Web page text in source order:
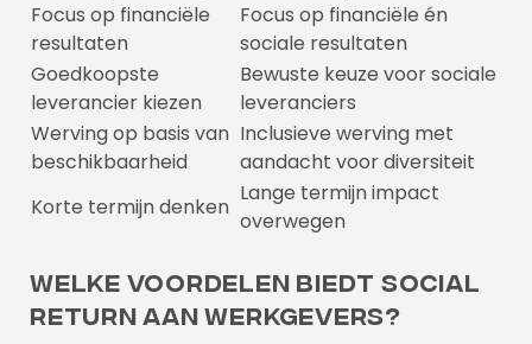
Focus op financiële
resultaten
Focus op financiële én
sociale resultaten
Goedkoopste
leverancier kiezen
Bewuste keuze voor sociale
leveranciers
Werving op basis van
beschikbaarheid
Inclusieve werving met
aandacht voor diversiteit
Korte termijn denken
Lange termijn impact
overwegen
Welke voordelen biedt social
return aan werkgevers?